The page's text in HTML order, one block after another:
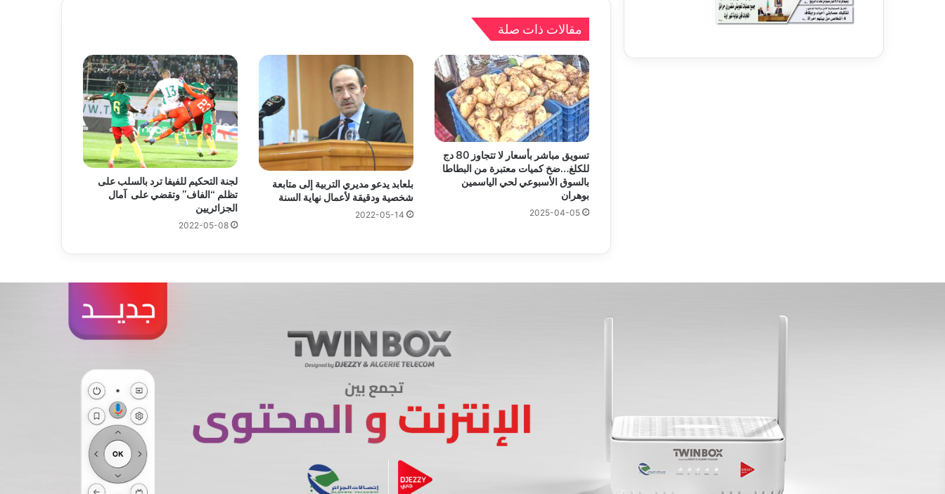
مقالات ذات صلة
تسويق مباشر بأسعار لا تتجاوز 80 دج
للكلغ…ضخ كميات معتبرة من البطاطا
بالسوق الأسبوعي لحي الياسمين
بوهران
2025-04-05
بلعابد يدعو مديري التربية إلى متابعة
شخصية ودقيقة لأعمال نهاية السنة
2022-05-14
لجنة التحكيم للفيفا ترد بالسلب على
تظلم “الفاف” وتقضي على آمال
الجزائريين
2022-05-08